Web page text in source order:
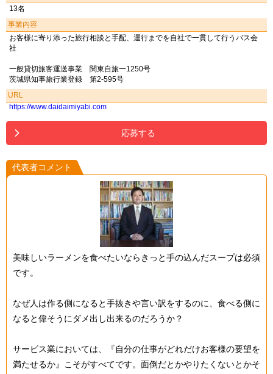
13名
事業内容
お客様に寄り添った旅行相談と手配、運行までを自社で一貫して行うバス会
社
一般貸切旅客運送事業 関東自旅一1250号
茨城県知事旅行業登録 第2-595号
URL
https://www.daidaimiyabi.com
応募する
代表者コメント
美味しいラーメンを食べたいならきっと手の込んだスープは必須
です。
なぜ人は作る側になると手抜きや言い訳をするのに、食べる側に
なると偉そうにダメ出し出来るのだろうか？
サービス業においては、『自分の仕事がどれだけお客様の要望を
満たせるか』こそがすべてです。面倒だとかやりたくないとかそ